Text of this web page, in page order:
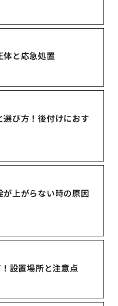
体と応急処置
び方！後付けにおす
上がらない時の原因
設置場所と注意点